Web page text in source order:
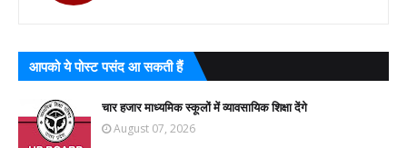
आपको ये पोस्ट पसंद आ सकती हैं
चार हजार माध्यमिक स्कूलों में व्यावसायिक शिक्षा देंगे
August 07, 2026